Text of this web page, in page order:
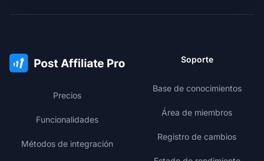
Precios
Funcionalidades
Métodos de integración
Soporte
Base de conocimientos
Área de miembros
Registro de cambios